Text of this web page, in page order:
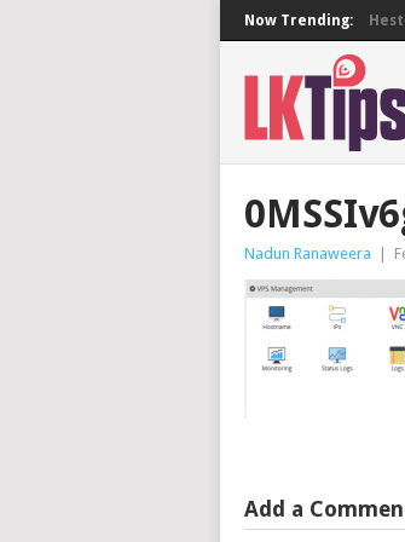
Now Trending:
Nadun Ranaweera
Add a